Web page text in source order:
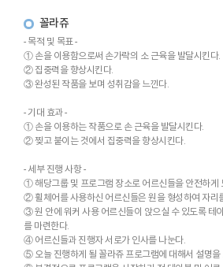
꼴라쥬
- 목적 및 목표 -
① 손을 이용함으로써 손가락의 소 근육을 발달시킨다.
② 집중력을 향상시킨다.
③ 완성된 작품을 보며 성취감을 느낀다.
- 기대 효과 -
① 손을 이용하는 작품으로 손 근육을 발달시킨다.
② 찢고 붙이는 것에서 집중력을 향상시킨다.
- 세부 진행 사항 -
① 해당그룹 및 프로그램 장소로 어르신들을 안전하게
② 휠체어를 사용하신 어르신들은 원을 형성하여 자리
③ 원 안에 워커 사용 어르신들이 앉으실 수 있도록 테
를 마련한다.
④ 어르신들과 진행자 서로가 인사를 나눈다.
⑤ 오늘 진행하게 될 꼴라쥬 프로그램에 대해서 설명을